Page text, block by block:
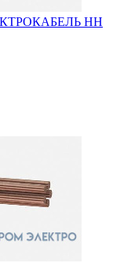
НН